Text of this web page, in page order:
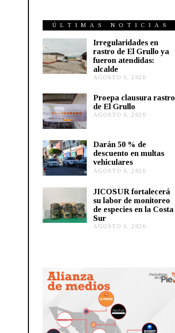
ÚLTIMAS NOTICIAS
Irregularidades en
rastro de El Grullo ya
fueron atendidas:
alcalde
AGOSTO 6, 2026
S
2
Proepa clausura rastro
de El Grullo
AGOSTO 6, 2026
O
2
6
Darán 50 % de
descuento en multas
vehiculares
AGOSTO 6, 2026
S
T
O
JICOSUR fortalecerá
su labor de monitoreo
de especies en la Costa
Sur
AGOSTO 6, 2026
5